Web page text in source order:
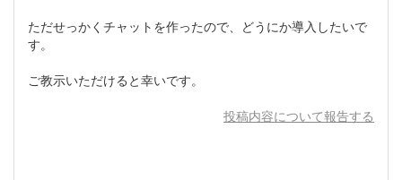
ただせっかくチャットを作ったので、どうにか導入したいで
す。
ご教示いただけると幸いです。
投稿内容について報告する